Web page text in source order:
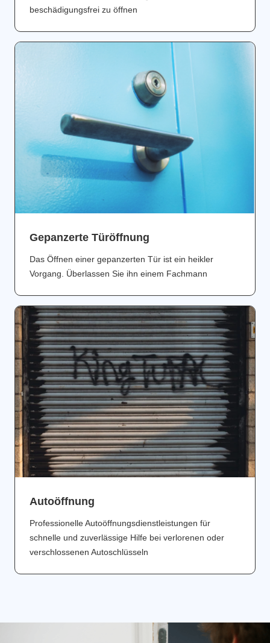
beschädigungsfrei zu öffnen
Gepanzerte Türöffnung
Das Öffnen einer gepanzerten Tür ist ein heikler
Vorgang. Überlassen Sie ihn einem Fachmann
Аutoöffnung
Professionelle Autoöffnungsdienstleistungen für
schnelle und zuverlässige Hilfe bei verlorenen oder
verschlossenen Autoschlüsseln